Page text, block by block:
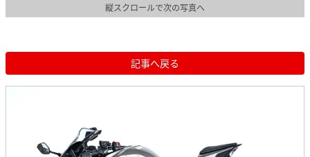
縦スクロールで次の写真へ
記事へ戻る